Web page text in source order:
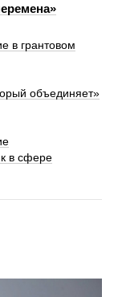
в грантовом
объединяет»
в сфере